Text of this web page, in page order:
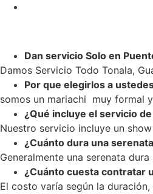
Dan servicio Solo en
Damos Servicio Todo Tonala,
Por que elegirlos a
somos un mariachi muy formal
¿Qué incluye el servicio
Nuestro servicio incluye un
¿Cuánto dura una
Generalmente una serenata
¿Cuánto cuesta contratar
El costo varía según la